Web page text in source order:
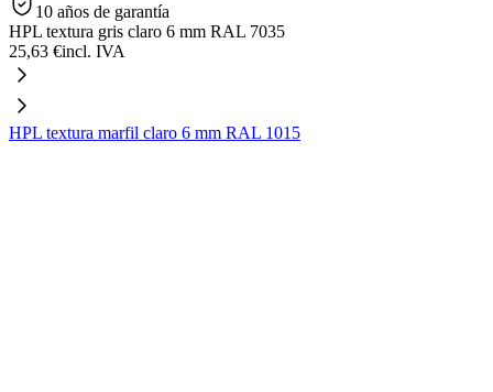
10 años de garantía
HPL textura gris claro 6 mm RAL 7035
25,63 €incl. IVA
HPL textura marfil claro 6 mm RAL 1015